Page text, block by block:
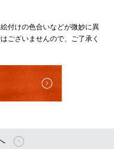
付けの色合いなどが微妙に異
ございませんので、ご了承く